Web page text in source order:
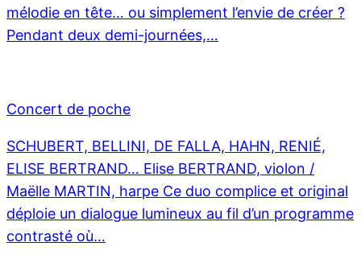
mélodie en tête… ou simplement l’envie de créer ?
Pendant deux demi-journées,…
Concert de poche
SCHUBERT, BELLINI, DE FALLA, HAHN, RENIÉ,
ELISE BERTRAND… Elise BERTRAND, violon /
Maëlle MARTIN, harpe Ce duo complice et original
déploie un dialogue lumineux au fil d’un programme
contrasté où…